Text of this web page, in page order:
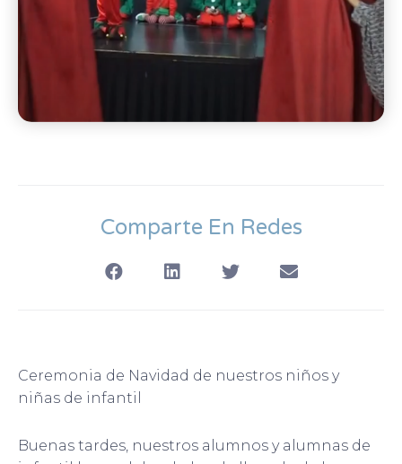
Comparte En Redes
Ceremonia de Navidad de nuestros niños y
niñas de infantil
Buenas tardes, nuestros alumnos y alumnas de